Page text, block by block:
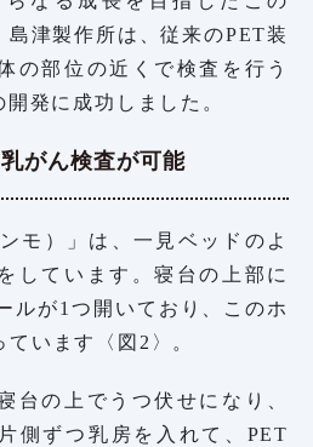
津製作所は、従来のPET装
の部位の近くで検査を行う
発に成功しました。
がん検査が可能
モ）」は、一見ベッドのよ
しています。寝台の上部に
ルが1つ開いており、このホ
います〈図2〉。
台の上でうつ伏せになり、
側ずつ乳房を入れて、PET